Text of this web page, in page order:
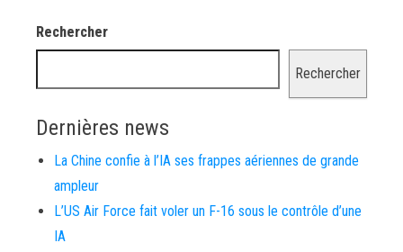
Rechercher
Rechercher
Dernières news
La Chine confie à l’IA ses frappes aériennes de grande
ampleur
L’US Air Force fait voler un F-16 sous le contrôle d’une
IA